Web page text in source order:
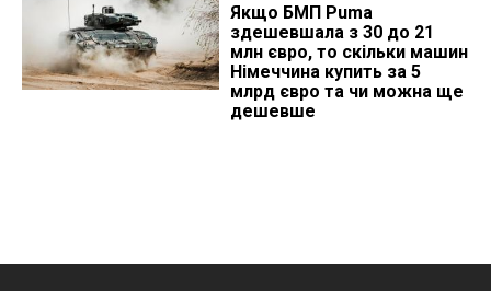
Якщо БМП Puma
здешевшала з 30 до 21
млн євро, то скільки машин
Німеччина купить за 5
млрд євро та чи можна ще
дешевше